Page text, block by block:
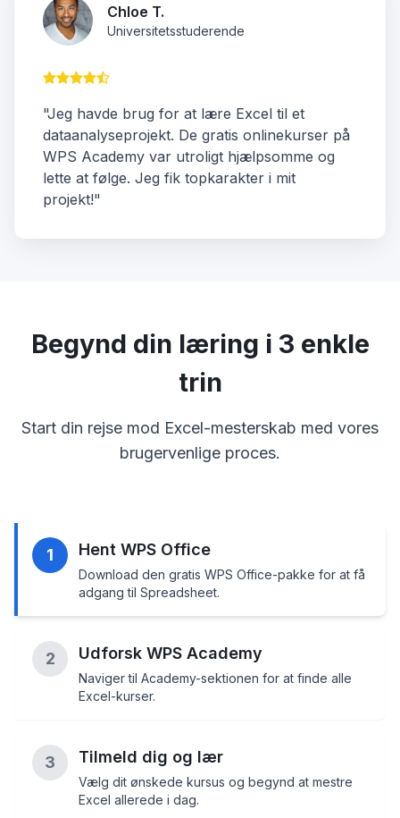
Chloe T.
Universitetsstuderende
"Jeg havde brug for at lære Excel til et
dataanalyseprojekt. De gratis onlinekurser på
WPS Academy var utroligt hjælpsomme og
lette at følge. Jeg fik topkarakter i mit
projekt!"
Begynd din læring i 3 enkle
trin
Start din rejse mod Excel-mesterskab med vores
brugervenlige proces.
1 Hent WPS Office
Download den gratis WPS Office-pakke for at få
adgang til Spreadsheet.
2 Udforsk WPS Academy
Naviger til Academy-sektionen for at finde alle
Excel-kurser.
3 Tilmeld dig og lær
Vælg dit ønskede kursus og begynd at mestre
Excel allerede i dag.